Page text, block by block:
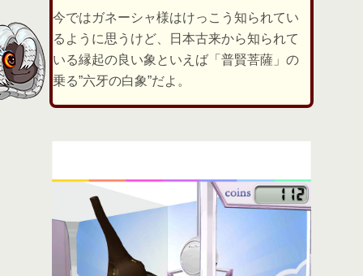
今ではガネーシャ様はけっこう知られてい
るように思うけど、日本古来から知られて
いる縁起の良い象といえば「普賢菩薩」の
乗る”六牙の白象”だよ。